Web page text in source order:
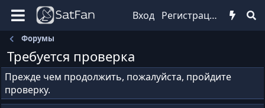
Вход Регистрация
Форумы
Требуется проверка
Прежде чем продолжить, пожалуйста, пройдите
проверку.